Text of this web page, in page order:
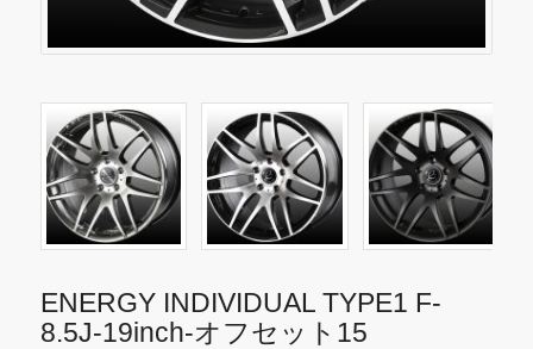
ENERGY INDIVIDUAL TYPE1 F-
8.5J-19inch-オフセット15